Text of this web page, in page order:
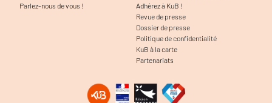
Parlez-nous de vous !
Adhérez à KuB !
Revue de presse
Dossier de presse
Politique de confidentialité
KuB à la carte
Partenariats